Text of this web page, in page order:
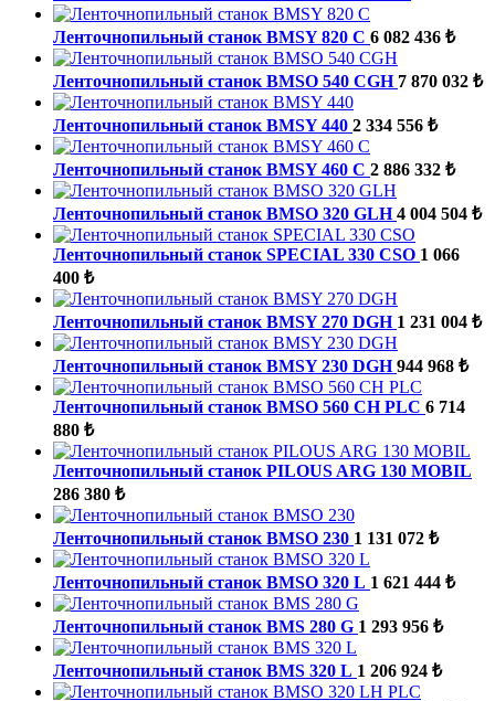
Ленточнопильный станок BMSY 820 C 6 082 436 ₺
Ленточнопильный станок BMSO 540 CGH 7 870 032 ₺
Ленточнопильный станок BMSY 440 2 334 556 ₺
Ленточнопильный станок BMSY 460 C 2 886 332 ₺
Ленточнопильный станок BMSO 320 GLH 4 004 504 ₺
Ленточнопильный станок SPECIAL 330 CSO 1 066
400 ₺
Ленточнопильный станок BMSY 270 DGH 1 231 004 ₺
Ленточнопильный станок BMSY 230 DGH 944 968 ₺
Ленточнопильный станок BMSO 560 CH PLC 6 714
880 ₺
Ленточнопильный станок PILOUS ARG 130 MOBIL
286 380 ₺
Ленточнопильный станок BMSO 230 1 131 072 ₺
Ленточнопильный станок BMSO 320 L 1 621 444 ₺
Ленточнопильный станок BMS 280 G 1 293 956 ₺
Ленточнопильный станок BMS 320 L 1 206 924 ₺